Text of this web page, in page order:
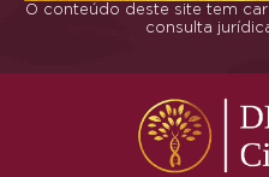
O conteúdo deste site tem
consulta